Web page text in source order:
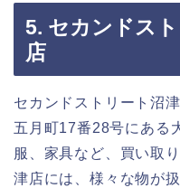
5. セカンドス
店
セカンドストリート沼
五月町17番28号にある
服、家具など、買い取
津店には、様々な物が